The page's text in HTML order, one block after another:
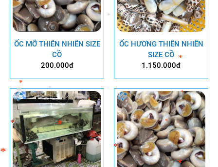
*
*
*
*
*
*
*
*
* *
*
*
*
ỐC MỠ THIÊN NHIÊN SIZE
CỒ
200.000đ
ỐC HƯƠNG THIÊN NHIÊN
SIZE CỒ
1.150.000đ